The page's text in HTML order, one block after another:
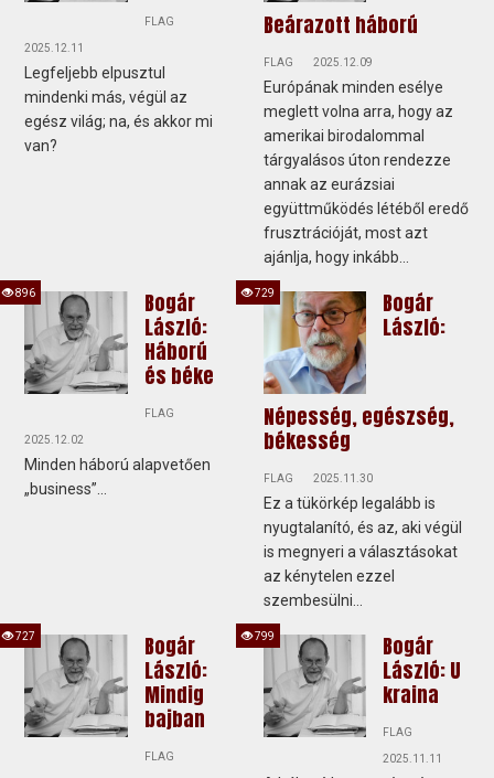
FLAG
2025.12.11
Legfeljebb elpusztul
mindenki más, végül az
egész világ; na, és akkor mi
van?
Beárazott háború
FLAG 2025.12.09
Európának minden esélye
meglett volna arra, hogy az
amerikai birodalommal
tárgyalásos úton rendezze
annak az eurázsiai
együttműködés létéből eredő
frusztrációját, most azt
ajánlja, hogy inkább...
Bogár
László:
Háború
és béke
FLAG
2025.12.02
Minden háború alapvetően
„business”...
896
Bogár
László:
Népesség, egészség,
békesség
FLAG 2025.11.30
Ez a tükörkép legalább is
nyugtalanító, és az, aki végül
is megnyeri a választásokat
az kénytelen ezzel
szembesülni...
729
Bogár
László:
Mindig
bajban
FLAG
727
Bogár
László: U
kraina
FLAG
2025.11.11
799